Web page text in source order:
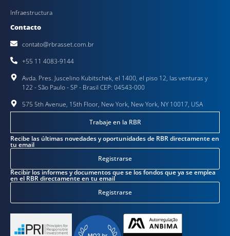
Infraestructura
Contacto
contato@rbrasset.com.br
+55 11 4083-9144
Avda. Pres. Juscelino Kubitschek, el 1400, el piso 12, las venturas y
122 - São Paulo - SP - Brasil CEP: 04543-000
575 5th Avenue, 15th Floor, New York, New York, NY 10017, USA
Trabaje en la RBR
Recibe las últimas novedades y oportunidades de RBR directamente en
tu email
Registrarse
Recibir los informes y documentos que se los fondos que ya se emplea
en el RBR directamente en tu email
Registrarse